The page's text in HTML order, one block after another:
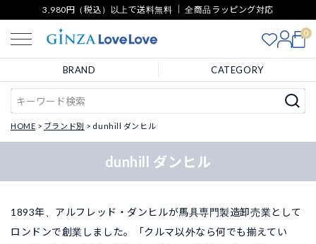
3,980円（税込）以上で送料無料 ｜ 全商品ラッピング対応
0
BRAND CATEGORY
HOME ブランド別 dunhill ダンヒル
dunhill ダンヒル
1893年、アルフレッド・ダンヒルが馬具専門製造卸売業として
ロンドンで創業しました。「クルマ以外なら何でも揃えてい